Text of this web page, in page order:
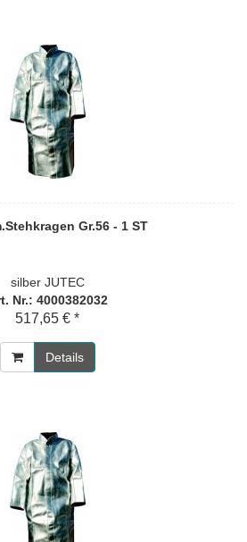
Gr.56 - 1 ST
silber JUTEC
Nr.: 4000382032
517,65 € *
Details